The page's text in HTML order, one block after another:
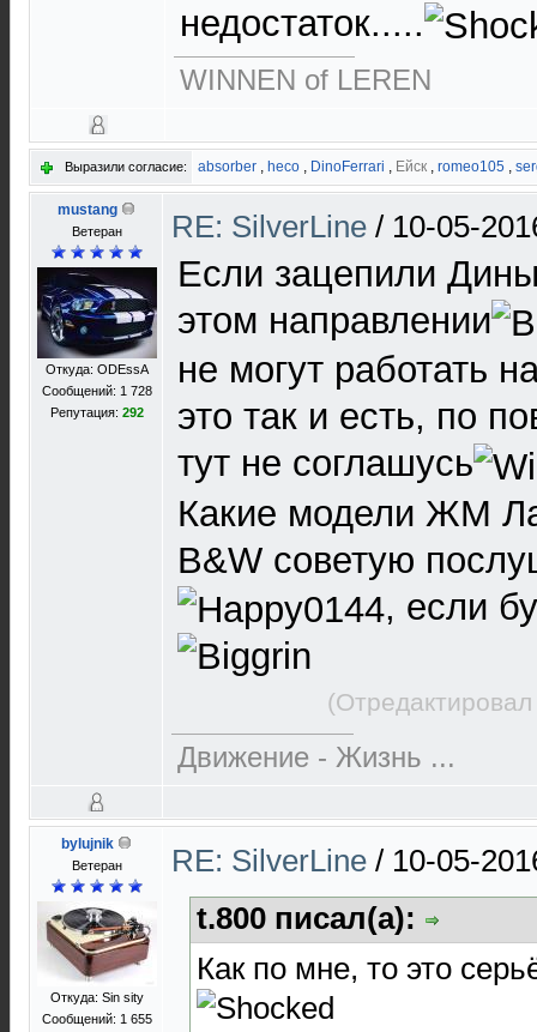
недостаток.....
WINNEN of LEREN
Выразили согласие: absorber , heco , DinoFerrari , Ейск , romeo105 ,
mustang
Ветеран
Откуда: ODEssA
Сообщений: 1 728
Репутация: 292
RE: SilverLine / 10-05-
Если зацепили
этом направлении
не могут работать
это так и есть, по
тут не соглашусь
Какие модели ЖМ
B&W советую
, если
Движение - Жизнь ...
bylujnik
Ветеран
Откуда: Sin sity
Сообщений: 1 655
RE: SilverLine / 10-05-
t.800 писал(а):
Как по мне, то это